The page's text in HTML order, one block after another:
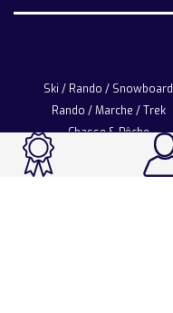
Ski / Rando / Snowboard
Rando / Marche / Trek
Chasse & Pêche